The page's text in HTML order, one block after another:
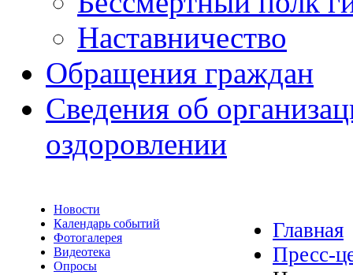
Наставничество
Обращения граждан
Сведения об
оздоровлении
Новости
Календарь событий
Фотогалерея
Видеотека
Опросы
Главная
Пресс-